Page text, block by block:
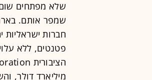
שלא מפתחים
שמפר אותם.
חברות
פטנטים, ללא